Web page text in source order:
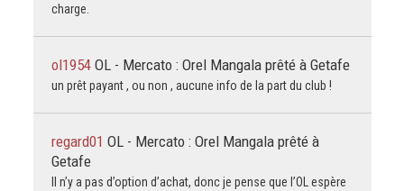
charge.
ol1954 OL - Mercato : Orel Mangala prêté à Getafe
un prêt payant , ou non , aucune info de la part du club !
regard01 OL - Mercato : Orel Mangala prêté à
Getafe
Il n’y a pas d’option d’achat, donc je pense que l’OL espère